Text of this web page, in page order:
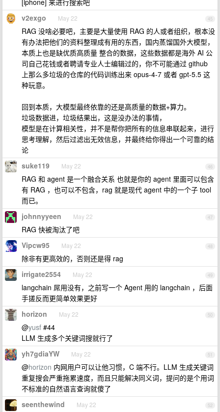
[iphone] 来进行搜索吧
45
v2exgo May 22
RAG 没啥必要吧，主要是大量使用 RAG 的人或者组织，根本没
有办法把他们的资料整理成有用的东西，国内蒸馏国外大模型，
本质上也是缺优质高质量 整合的数据，这些数据都是海外 AI 公
司自己花钱或者聘请专业人士编辑过的，你不可能通过 github
上那么多垃圾的仓库的代码训练出来 opus-4-7 或者 gpt-5.5 这
种玩意。
回到本质，大模型最终依靠的还是高质量的数据+算力。
垃圾数据进，垃圾结果出，这是没办法的事情，
模型是在计算相关性，并不是帮你把所有的信息串联起来，进行
思考理解，然后过滤出无效信息，并最终给你得出一个可靠的结
论
46
suke119 May 22
RAG 和 agent 是一个融合关系 也就是你的 agent 里面可以包含
有 RAG ，也可以不包含，rag 就是现代 agent 中的一个子 tool
而已。
47
johnnyyeen May 22
RAG 快被淘汰了吧
48
Vipcw95 May 22
除非有更高效的，否则还是得 rag
49
irrigate2554 May 22
langchain 屌用没有，之前写一个 Agent 用的 langchain ，后面
手搓反而更简单效果更好
50
horizon May 22
@yusf #44
LLM 生成多个关键词搜就行了
51
yh7gdiaYW May 22
@horizon 内网用户可以让他习惯，C 端不行。LLM 生成关键词
重复搜会严重拖累速度，而且只能解决同义词，提问的是个用词
不标准的自然语言查询就傻了
52
seenthewind May 22